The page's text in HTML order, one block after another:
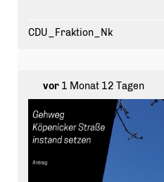
CDU_Fraktion_Nk
vor1 Monat 12 Tagen